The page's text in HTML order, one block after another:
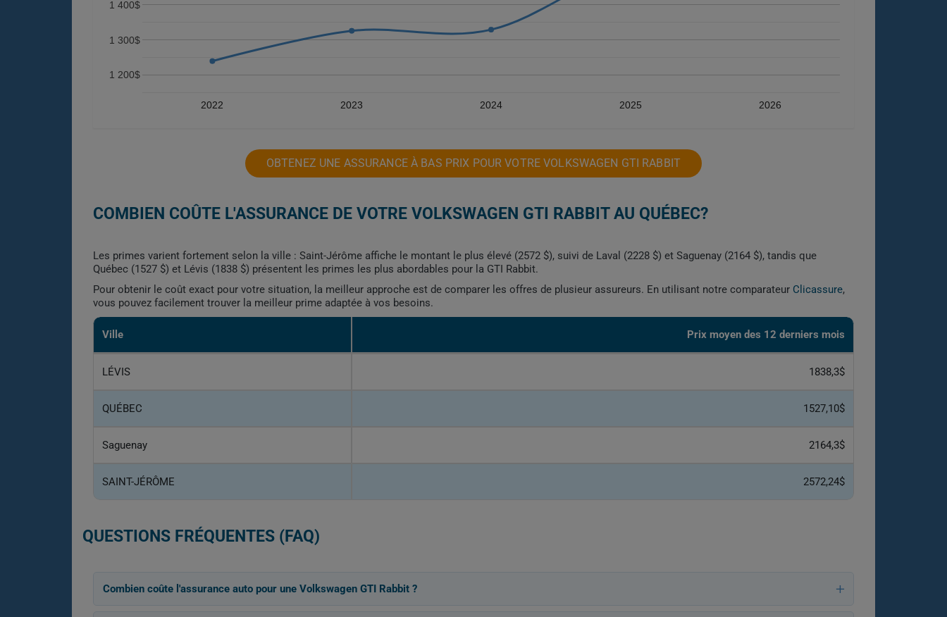
2022 2023 2024 2025 2026
1 200$
1 300$
1 400$
OBTENEZ UNE ASSURANCE À BAS PRIX POUR VOTRE VOLKSWAGEN GTI RABBIT
COMBIEN COÛTE L'ASSURANCE DE VOTRE VOLKSWAGEN GTI RABBIT AU QUÉBEC?
Les primes varient fortement selon la ville : Saint-Jérôme affiche le montant le plus élevé (2572 $), suivi de Laval (2228 $) et Saguenay (2164 $), tandis que
Québec (1527 $) et Lévis (1838 $) présentent les primes les plus abordables pour la GTI Rabbit.
Pour obtenir le coût exact pour votre situation, la meilleur approche est de comparer les offres de plusieur assureurs. En utilisant notre comparateur Clicassure,
vous pouvez facilement trouver la meilleur prime adaptée à vos besoins.
Ville Prix ​​moyen des 12 derniers mois
LÉVIS 1838,3$
QUÉBEC 1527,10$
Saguenay 2164,3$
SAINT-JÉRÔME 2572,24$
QUESTIONS FRÉQUENTES (FAQ)
Combien coûte l'assurance auto pour une Volkswagen GTI Rabbit ?